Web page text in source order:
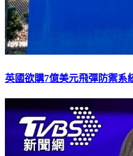
英國欲購7億美元飛彈防禦